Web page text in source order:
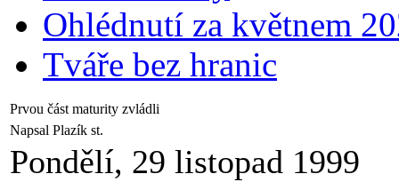
Ohlédnutí za květnem
Tváře bez hranic
Prvou část maturity zvládli
Napsal Plazík st.
Pondělí, 29 listopad 1999